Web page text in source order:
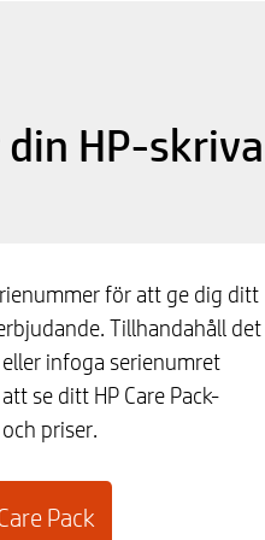
din HP-
för att ge dig ditt
Tillhandahåll det
infoga serienumret
se ditt HP Care Pack-
priser.
Pack